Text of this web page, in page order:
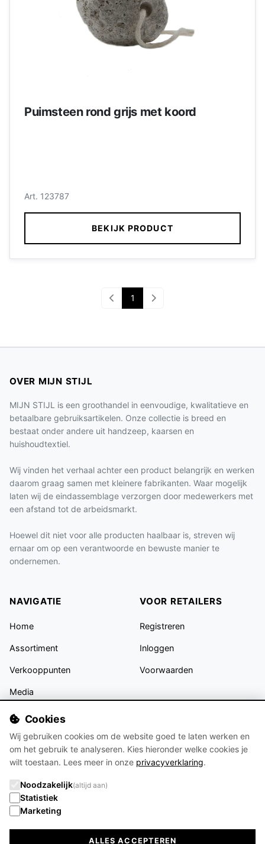
Puimsteen rond grijs met koord
Art. 123787
BEKIJK PRODUCT
1
OVER MIJN STIJL
MIJN STIJL is een groothandel in eenvoudige, kwalitatieve en
betaalbare gebruiksartikelen. Onze collectie is breed en
bestaat onder andere uit handzeep, kaarsen en
huishoudtextiel.
Wij vinden het verhaal achter een product belangrijk en werken
daarom graag samen met kleinere fabrikanten. Waar mogelijk
laten wij de eindassemblage verzorgen door medewerkers met
een afstand tot de arbeidsmarkt.
Hoewel dit niet voor alle producten haalbaar is, streven wij
ernaar om op een verantwoorde en bewuste manier te
ondernemen.
NAVIGATIE
Home
Assortiment
Verkooppunten
Media
Contact
VOOR RETAILERS
Registreren
Inloggen
Voorwaarden
VOLG ONS
Blijf op de hoogte van nieuwe collecties en trends op Instagram
Cookies
Wij gebruiken cookies om de website goed te laten werken en
om het gebruik te analyseren. Kies hieronder welke cookies je
wilt toestaan. Lees meer in onze privacyverklaring.
Noodzakelijk(altijd aan)
Statistiek
Marketing
ALLES ACCEPTEREN